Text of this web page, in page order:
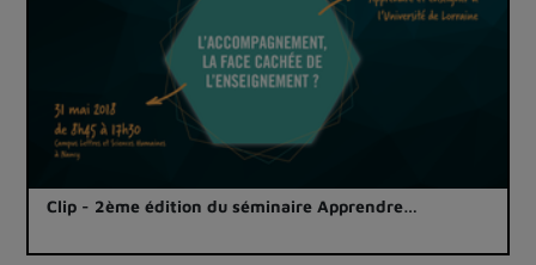
Clip - 2ème édition du séminaire Apprendre…